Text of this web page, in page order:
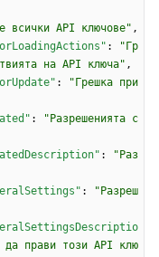
всички API ключове" ,
:
"Гр
на API ключа" ,
:
"Грешка при
: "Разрешенията с
:
"Раз
:
"Разреш
да прави този API клю